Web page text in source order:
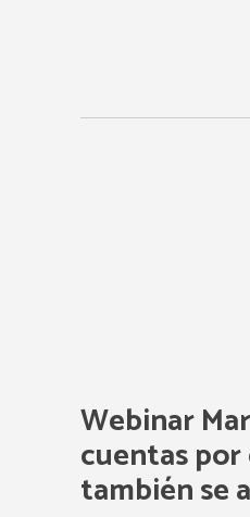
Webinar
cuentas
también se